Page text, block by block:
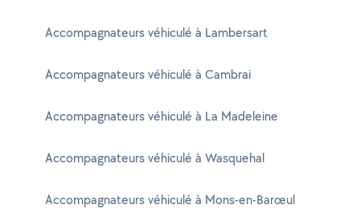
Accompagnateurs véhiculé à Lambersart
Accompagnateurs véhiculé à Cambrai
Accompagnateurs véhiculé à La Madeleine
Accompagnateurs véhiculé à Wasquehal
Accompagnateurs véhiculé à Mons-en-Barœul